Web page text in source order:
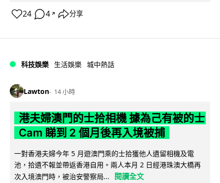
24 4 ↗ 分享
科技娛樂 生活娛樂 城中熱話
Lawton 14 小時
港夫婦澳門的士拾相機 據為己有被的士
Cam 睇到 2 個月後再入境被捕
一對香港夫婦今年 5 月遊澳門乘的士拾獲他人遺留相機及電
池，拾遺不報並帶返香港自用。兩人本月 2 日經港珠澳大橋再
次入境澳門時，被治安警察局...
閱讀全文